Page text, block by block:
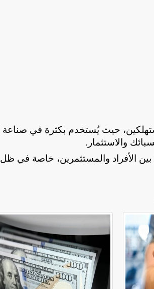
المستهلكين، حيث يُستخدم بكثرة في صناعة
.
بين الأفراد والمستثمرين، خاصة في ظل